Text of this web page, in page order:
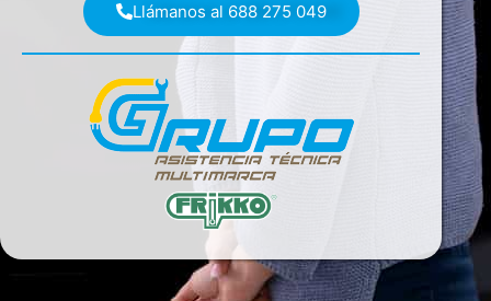
Llámanos al 688 275 049